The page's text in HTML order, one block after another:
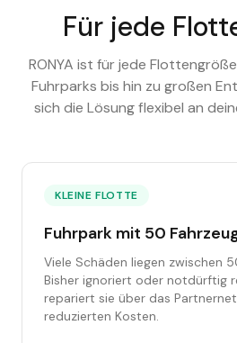
Für jede
RONYA ist für jede
Fuhrparks bis hin zu großen
sich die Lösung flexibel an
KLEINE FLOTTE
Fuhrpark mit 50
Viele Schäden liegen zwischen
Bisher ignoriert oder notdürftig
repariert sie über das
reduzierten Kosten.